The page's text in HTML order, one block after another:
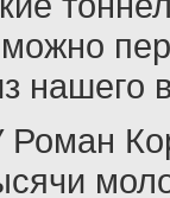
нашего